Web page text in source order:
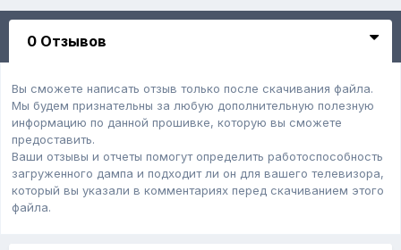
0 Отзывов
Вы сможете написать отзыв только после скачивания файла.
Мы будем признательны за любую дополнительную полезную
информацию по данной прошивке, которую вы сможете
предоставить.
Ваши отзывы и отчеты помогут определить работоспособность
загруженного дампa и подходит ли он для вашего телевизора,
который вы указали в комментариях перед скачиванием этого
файла.